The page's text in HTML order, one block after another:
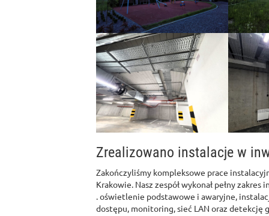
Zrealizowano instalacje w
Zakończyliśmy kompleksowe prace
Krakowie. Nasz zespół wykonał pełny
. oświetlenie podstawowe i awaryjne,
dostępu, monitoring, sieć LAN oraz detekcję